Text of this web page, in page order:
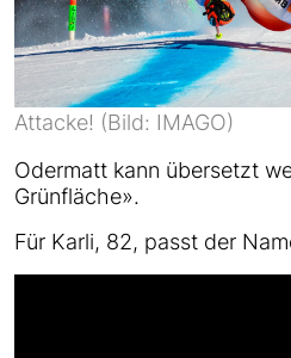
Attacke! (Bild: IMAGO)
Odermatt kann übersetzt
Grünfläche».
Für Karli, 82, passt der